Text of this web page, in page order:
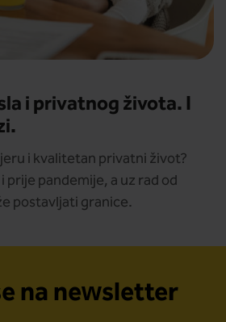
i privatnog života. I
i kvalitetan privatni život?
prije pandemije, a uz rad od
postavljati granice.
na newsletter